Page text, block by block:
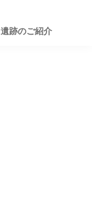
遺跡のご紹介